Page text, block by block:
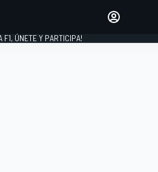
F1, ÚNETE Y PARTICIPA!